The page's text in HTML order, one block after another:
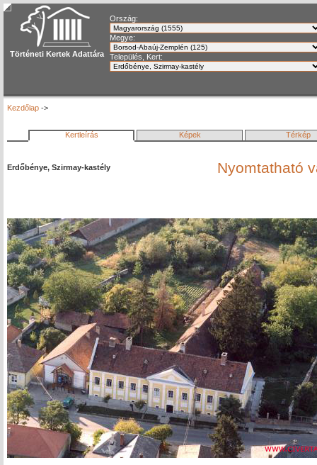
Történeti Kertek Adattára
Ország:
Megye:
Település, Kert:
Kezdőlap ->
Kertleírás Képek Térkép
Erdőbénye, Szirmay-kastély Nyomtatható